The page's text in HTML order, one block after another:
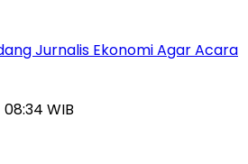
Jurnalis Ekonomi Agar Acara
WIB